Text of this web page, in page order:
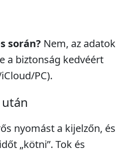
során? Nem, az adatok
a biztonság kedvéért
PC).
nyomást a kijelzőn, és
„kötni”. Tok és